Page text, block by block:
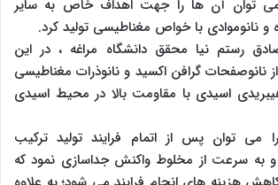
توان آن ها را جهت اهداف خاص به سایر
و نانوموادی با خواص مغناطیسی تولید کرد.
رستم نیا محقق دانشگاه مراغه ، در این
نانوصفحات گرافن اکسید و نانوذرات مغناطیسی
اسیدی با مقاومت بالا در محیط اسیدی
را می توان پس از اتمام فرایند تولید ترکیب
به سرعت از مخلوط واکنش جداسازی نمود که